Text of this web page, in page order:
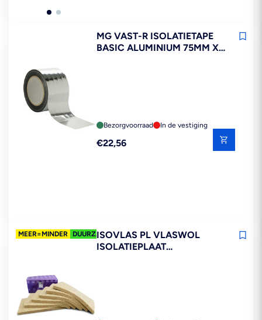
MG VAST-R ISOLATIETAPE
BASIC ALUMINIUM 75MM X
Bezorgvoorraad In de vestiging
Reguliere
€22,56
MEER=MINDER DUURZAAMISOVLAS PL VLASWOL
ISOLATIEPLAAT